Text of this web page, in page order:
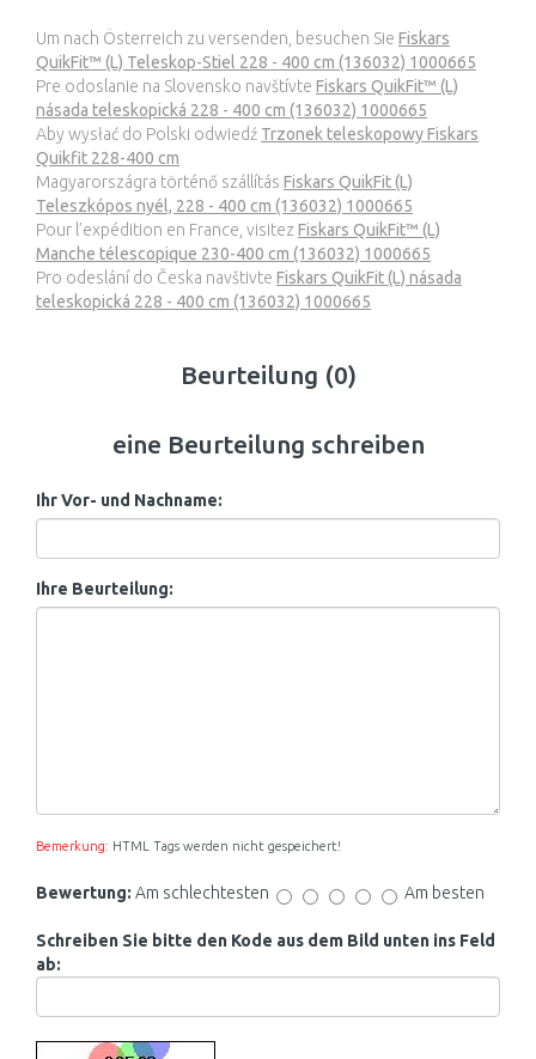
Um nach Österreich zu versenden, besuchen Sie Fiskars
QuikFit™ (L) Teleskop-Stiel 228 - 400 cm (136032) 1000665
Pre odoslanie na Slovensko navštívte Fiskars QuikFit™ (L)
násada teleskopická 228 - 400 cm (136032) 1000665
Aby wysłać do Polski odwiedź Trzonek teleskopowy Fiskars
Quikfit 228-400 cm
Magyarországra történő szállítás Fiskars QuikFit (L)
Teleszkópos nyél, 228 - 400 cm (136032) 1000665
Pour l’expédition en France, visitez Fiskars QuikFit™ (L)
Manche télescopique 230-400 cm (136032) 1000665
Pro odeslání do Česka navštivte Fiskars QuikFit (L) násada
teleskopická 228 - 400 cm (136032) 1000665
Beurteilung (0)
eine Beurteilung schreiben
Ihr Vor- und Nachname:
Ihre Beurteilung:
Bemerkung: HTML Tags werden nicht gespeichert!
Bewertung: Am schlechtesten Am besten
Schreiben Sie bitte den Kode aus dem Bild unten ins Feld
ab: